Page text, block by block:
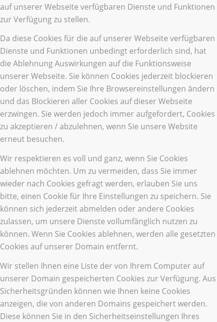
auf unserer Webseite verfügbaren Dienste und Funktionen
zur Verfügung zu stellen.
Da diese Cookies für die auf unserer Webseite verfügbaren
Dienste und Funktionen unbedingt erforderlich sind, hat
die Ablehnung Auswirkungen auf die Funktionsweise
unserer Webseite. Sie können Cookies jederzeit blockieren
oder löschen, indem Sie Ihre Browsereinstellungen ändern
und das Blockieren aller Cookies auf dieser Webseite
erzwingen. Sie werden jedoch immer aufgefordert, Cookies
zu akzeptieren / abzulehnen, wenn Sie unsere Website
erneut besuchen.
Wir respektieren es voll und ganz, wenn Sie Cookies
ablehnen möchten. Um zu vermeiden, dass Sie immer
wieder nach Cookies gefragt werden, erlauben Sie uns
bitte, einen Cookie für Ihre Einstellungen zu speichern. Sie
können sich jederzeit abmelden oder andere Cookies
zulassen, um unsere Dienste vollumfänglich nutzen zu
können. Wenn Sie Cookies ablehnen, werden alle gesetzten
Cookies auf unserer Domain entfernt.
Wir stellen Ihnen eine Liste der von Ihrem Computer auf
unserer Domain gespeicherten Cookies zur Verfügung. Aus
Sicherheitsgründen können wie Ihnen keine Cookies
anzeigen, die von anderen Domains gespeichert werden.
Diese können Sie in den Sicherheitseinstellungen Ihres